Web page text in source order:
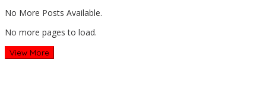
No More Posts Available.
No more pages to load.
View More